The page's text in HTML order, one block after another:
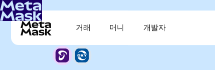
거래 머니 개발자